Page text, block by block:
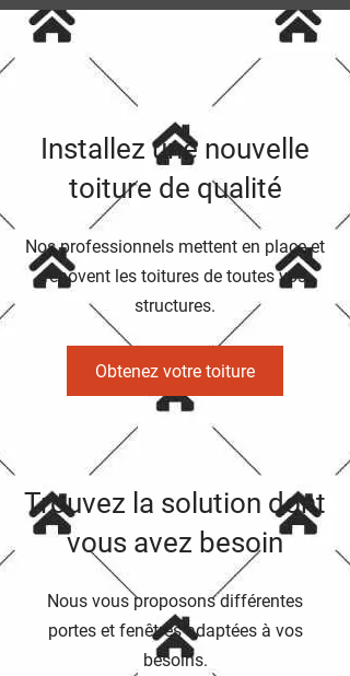
Installez une nouvelle
toiture de qualité
Nos professionnels mettent en place et
rénovent les toitures de toutes vos
structures.
Obtenez votre toiture
Trouvez la solution dont
vous avez besoin
Nous vous proposons différentes
portes et fenêtres adaptées à vos
besoins.